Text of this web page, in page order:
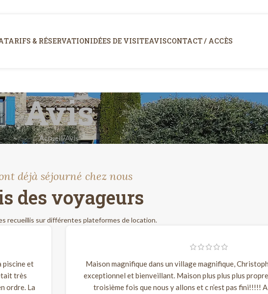
TARIFS & RÉSERVATIONIDÉES DE VISITEAVISCONTACT / ACCÈS
Avis
Accueil Avis
déjà séjourné chez nous
des voyageurs
recueillis sur différentes plateformes de location.
piscine et
très
ordre. La
Maison magnifique dans un village magnifique,
exceptionnel et bienveillant. Maison plus plus plus
troisième fois que nous y allons et c n’est pas fini!!!!!